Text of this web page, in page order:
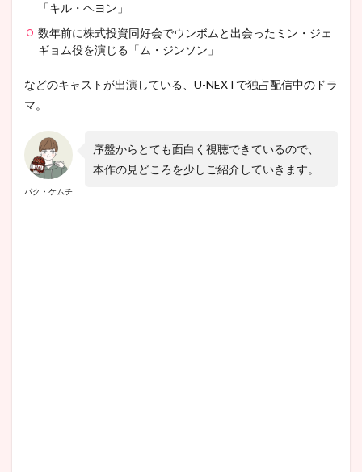
「キル・ヘヨン」
数年前に株式投資同好会でウンボムと出会ったミン・ジェ
ギョム役を演じる「ム・ジンソン」
などのキャストが出演している、U-NEXTで独占配信中のドラ
マ。
パク・ケムチ
序盤からとても面白く視聴できているので、
本作の見どころを少しご紹介していきます。